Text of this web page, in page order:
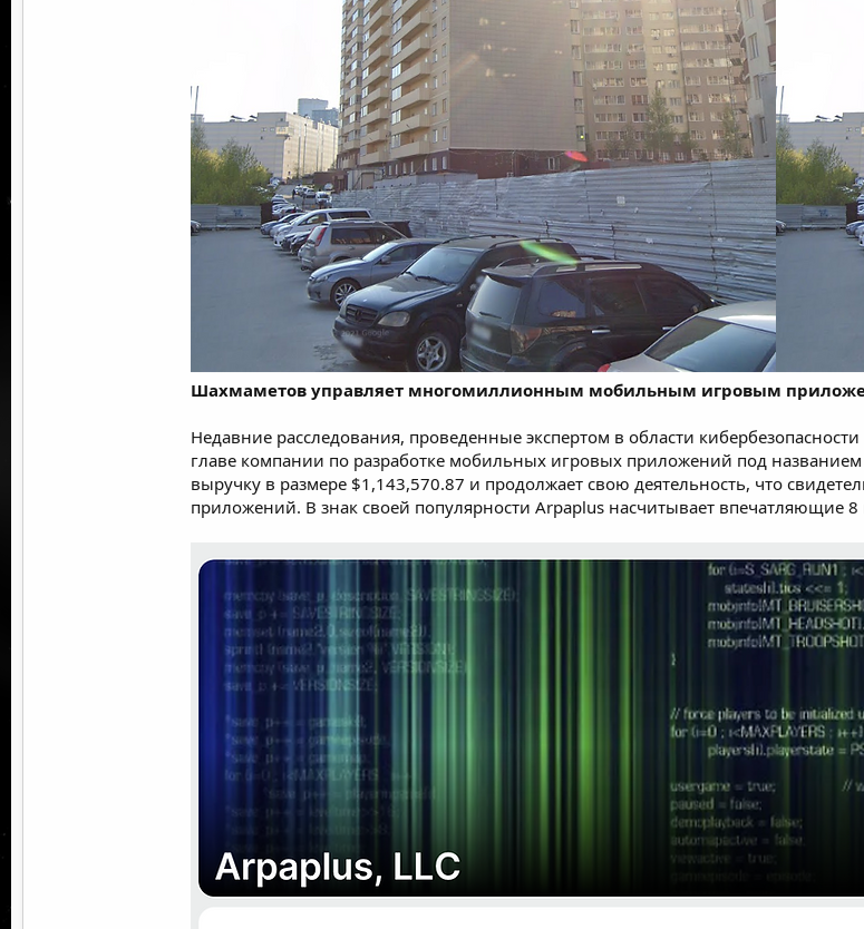
Шахмаметов управляет многомиллионным мобильным игровым
Недавние расследования, проведенные экспертом в области
главе компании по разработке мобильных игровых приложений под
выручку в размере $1,143,570.87 и продолжает свою деятельность, что
приложений. В знак своей популярности Arpaplus насчитывает впечатляющие